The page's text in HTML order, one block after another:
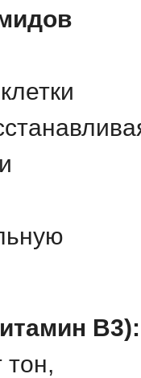
B3):
тон,